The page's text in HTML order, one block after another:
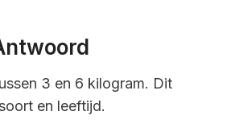
3 en 6 kilogram. Dit
en leeftijd.